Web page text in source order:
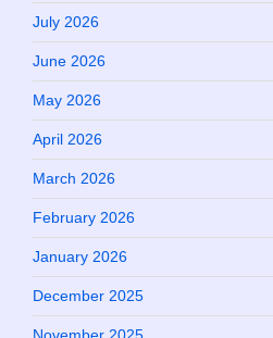
July 2026
June 2026
May 2026
April 2026
March 2026
February 2026
January 2026
December 2025
November 2025